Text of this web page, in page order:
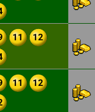
11
12
11
12